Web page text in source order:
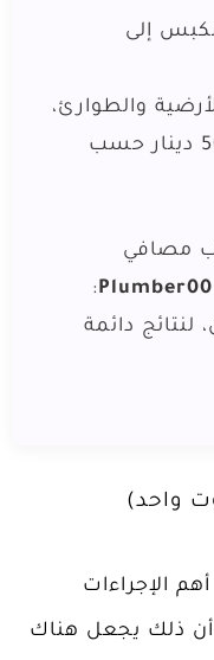
إلى
والطوارئ،
مع تكاليف تتراوح 30-50 دينار حسب
مصافي
:
لنتائج دائمة
الإجراءات
أن ذلك يجعل هناك